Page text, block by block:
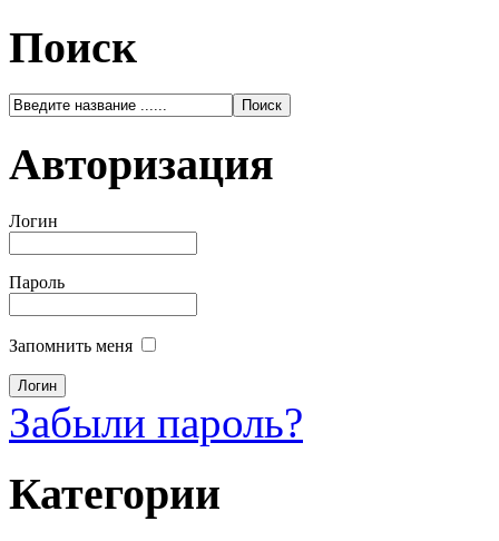
Поиск
Авторизация
Логин
Пароль
Запомнить меня
Забыли пароль?
Категории